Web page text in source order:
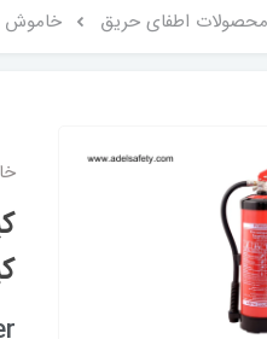
محصولات اطفای حریق خاموش